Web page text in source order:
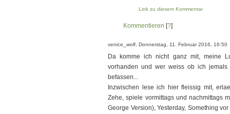
Link zu diesem Kommentar
Kommentieren [?]
venice_wolf, Donnerstag, 11. Februar 2016, 16:50
Da komme ich nicht ganz mit, meine
vorhanden und wer weiss ob ich
befassen...
Inzwischen lese ich hier fleissig mit,
Zehe, spiele vormittags und nachmittags
George Version), Yesterday, Something